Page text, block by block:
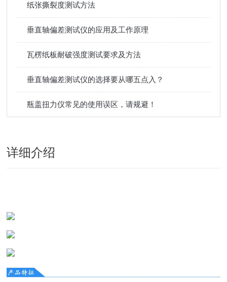
纸张撕裂度测试方法
垂直轴偏差测试仪的应用及工作原理
瓦楞纸板耐破强度测试要求及方法
垂直轴偏差测试仪的选择要从哪五点入？
瓶盖扭力仪常见的使用误区，请规避！
详细介绍